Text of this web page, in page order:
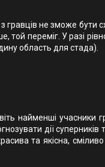
не зможе бути
той переміг. У разі
область для стада).
найменші учасники
дії
та якісна,